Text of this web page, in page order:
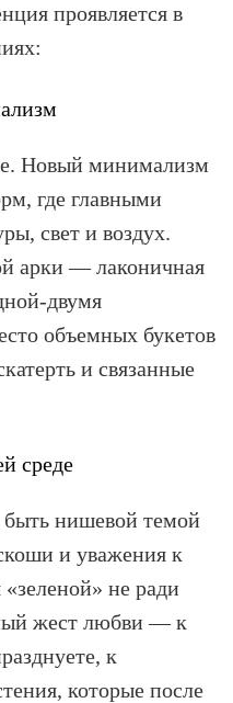
проявляется в
Новый минимализм
где главными
свет и воздух.
арки — лаконичная
двумя
объемных букетов
и связанные
среде
быть нишевой темой
и уважения к
не ради
жест любви — к
к
которые после